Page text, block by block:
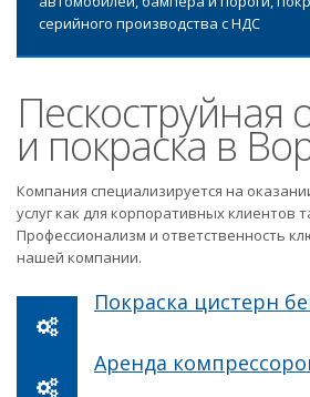
серийного производства с НДС
Пескоструйная
и покраска в
Компания специализируется на
услуг как для корпоративных клиентов
Профессионализм и ответственность
нашей компании.
Покраска цистерн
Аренда